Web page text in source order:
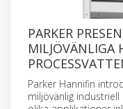
PARKER
MILJÖVÄNLIGA
Parker Hannifin
miljövänlig